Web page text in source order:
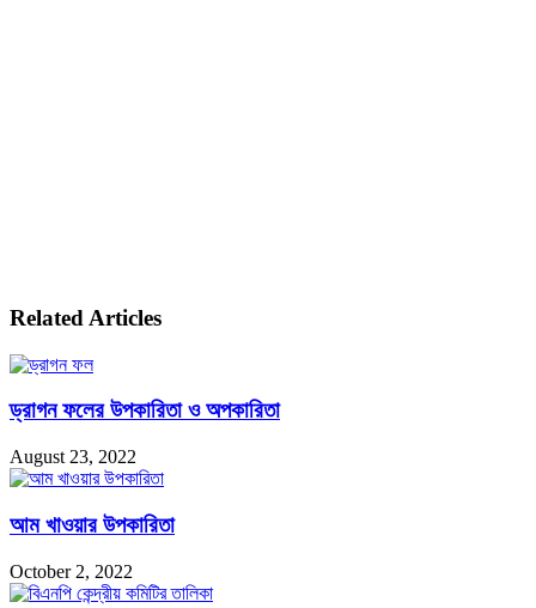
Related Articles
ড্রাগন ফলের উপকারিতা ও অপকারিতা
August 23, 2022
আম খাওয়ার উপকারিতা
October 2, 2022